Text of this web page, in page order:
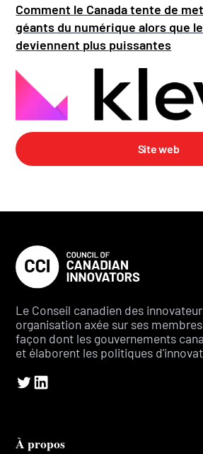
Site web
Comment le Canada tente de
géants du numérique alors que
deviennent plus puissantes
Le Conseil canadien des
organisation axée sur ses
façon dont les gouvernements
et élaborent les politiques
À propos